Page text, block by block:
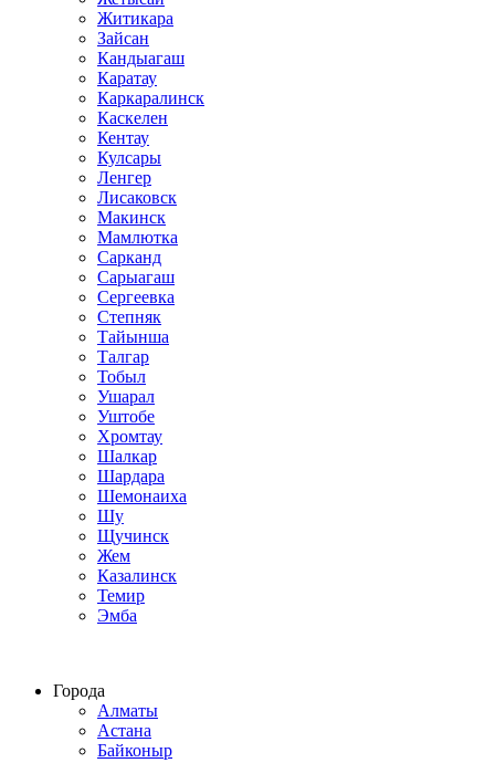
Житикара
Зайсан
Кандыагаш
Каратау
Каркаралинск
Каскелен
Кентау
Кулсары
Ленгер
Лисаковск
Макинск
Мамлютка
Сарканд
Сарыагаш
Сергеевка
Степняк
Тайынша
Талгар
Тобыл
Ушарал
Уштобе
Хромтау
Шалкар
Шардара
Шемонаиха
Шу
Щучинск
Жем
Казалинск
Темир
Эмба
Города
Алматы
Астана
Байконыр